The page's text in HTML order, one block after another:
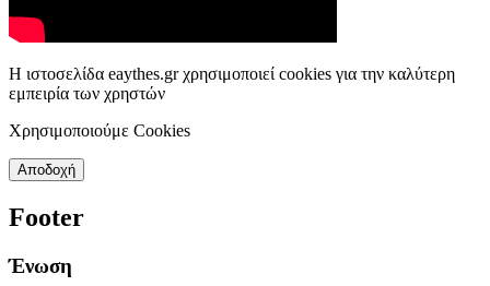
Η ιστοσελίδα eaythes.gr χρησιμοποιεί cookies για την καλύτερη
εμπειρία των χρηστών
Χρησιμοποιούμε Cookies
Αποδοχή
Footer
Ένωση